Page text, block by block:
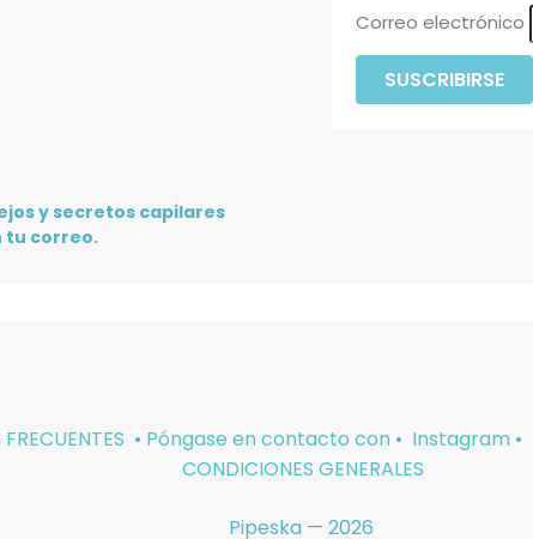
y secretos capilares
tu correo.
Correo electrónico
SUSCRIBIRSE
• Póngase en contacto con • Instagram •
CONDICIONES GENERALES
Pipeska — 2026